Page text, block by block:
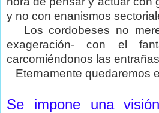
y no con enanismos
Los cordobeses no
exageración- con el
carcomiéndonos las
Eternamente quedaremos
Se impone una